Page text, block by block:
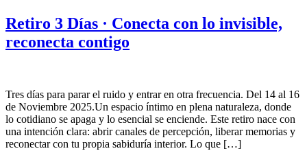
Retiro 3 Días · Conecta con lo invisible,
reconecta contigo
Tres días para parar el ruido y entrar en otra frecuencia. Del 14 al 16
de Noviembre 2025.Un espacio íntimo en plena naturaleza, donde
lo cotidiano se apaga y lo esencial se enciende. Este retiro nace con
una intención clara: abrir canales de percepción, liberar memorias y
reconectar con tu propia sabiduría interior. Lo que […]